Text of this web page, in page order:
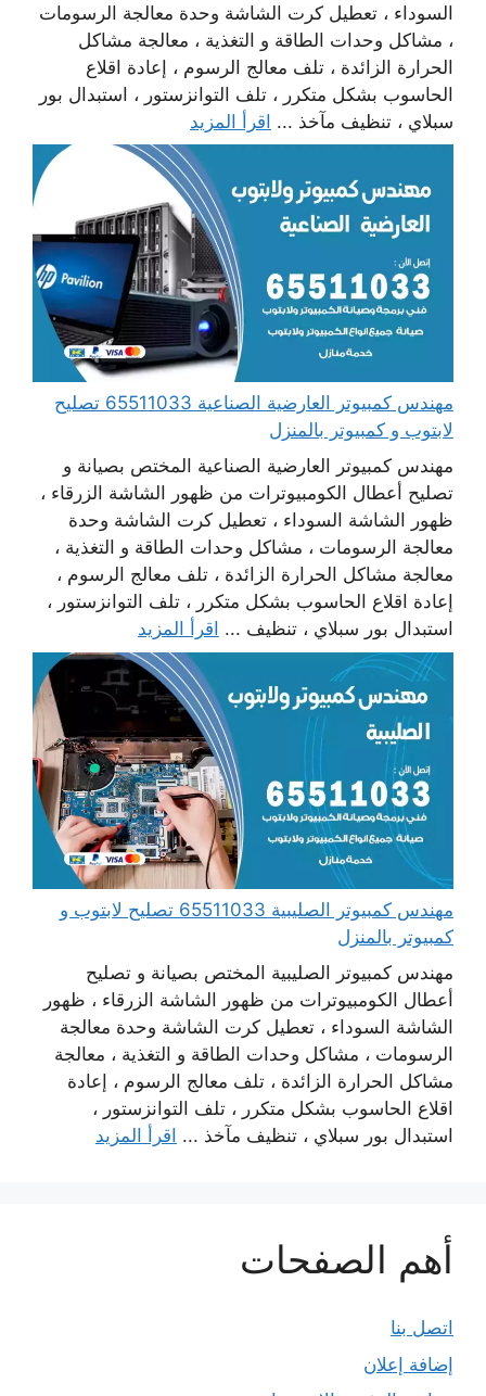
السوداء ، تعطيل كرت الشاشة وحدة معالجة الرسومات
، مشاكل وحدات الطاقة و التغذية ، معالجة مشاكل
الحرارة الزائدة ، تلف معالج الرسوم ، إعادة اقلاع
الحاسوب بشكل متكرر ، تلف التوانزستور ، استبدال بور
سبلاي ، تنظيف مآخذ ... اقرأ المزيد
مهندس كمبيوتر العارضية الصناعية 65511033 تصليح
لابتوب و كمبيوتر بالمنزل
مهندس كمبيوتر العارضية الصناعية المختص بصيانة و
تصليح أعطال الكومبيوترات من ظهور الشاشة الزرقاء ،
ظهور الشاشة السوداء ، تعطيل كرت الشاشة وحدة
معالجة الرسومات ، مشاكل وحدات الطاقة و التغذية ،
معالجة مشاكل الحرارة الزائدة ، تلف معالج الرسوم ،
إعادة اقلاع الحاسوب بشكل متكرر ، تلف التوانزستور ،
استبدال بور سبلاي ، تنظيف ... اقرأ المزيد
مهندس كمبيوتر الصليبية 65511033 تصليح لابتوب و
كمبيوتر بالمنزل
مهندس كمبيوتر الصليبية المختص بصيانة و تصليح
أعطال الكومبيوترات من ظهور الشاشة الزرقاء ، ظهور
الشاشة السوداء ، تعطيل كرت الشاشة وحدة معالجة
الرسومات ، مشاكل وحدات الطاقة و التغذية ، معالجة
مشاكل الحرارة الزائدة ، تلف معالج الرسوم ، إعادة
اقلاع الحاسوب بشكل متكرر ، تلف التوانزستور ،
استبدال بور سبلاي ، تنظيف مآخذ ... اقرأ المزيد
أهم الصفحات
اتصل بنا
إضافة إعلان